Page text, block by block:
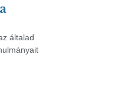
általad